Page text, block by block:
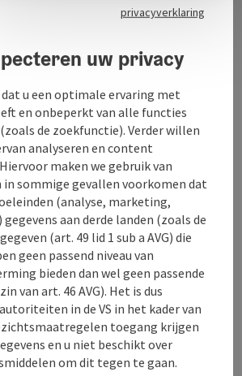
op stelten - een restaurantconcept
de zee en de meren, biedt Gerald
uit de nuchtere keuken.
privacyverklaring
uw privacy
u een optimale ervaring met
en onbeperkt van alle functies
de zoekfunctie). Verder willen
analyseren en content
maken we gebruik van
in sommige gevallen voorkomen dat
(analyse, marketing,
aan derde landen (zoals de
(art. 49 lid 1 sub a AVG) die
geen passend niveau van
bieden dan wel geen passende
van art. 46 AVG). Het is dus
in de VS in het kader van
toegang krijgen
en u niet beschikt over
om dit tegen te gaan.